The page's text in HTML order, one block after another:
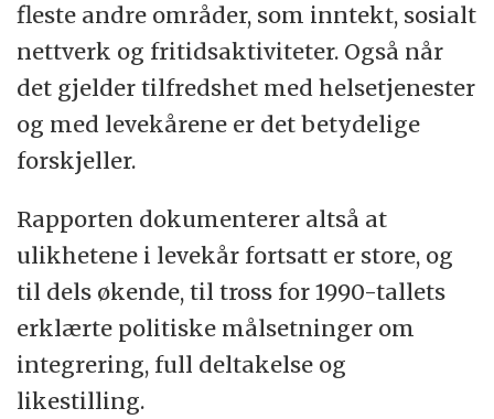
fleste andre områder, som inntekt, sosialt
nettverk og fritidsaktiviteter. Også når
det gjelder tilfredshet med helsetjenester
og med levekårene er det betydelige
forskjeller.
Rapporten dokumenterer altså at
ulikhetene i levekår fortsatt er store, og
til dels økende, til tross for 1990-tallets
erklærte politiske målsetninger om
integrering, full deltakelse og
likestilling.